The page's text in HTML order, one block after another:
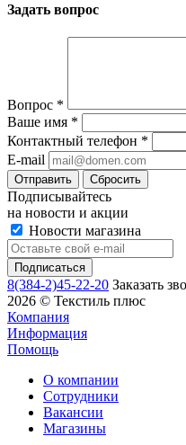
Задать вопрос
Вопрос *
Ваше имя *
Контактный телефон *
E-mail
Сбросить
Подписывайтесь
на новости и акции
Новости магазина
8(384-2)45-22-20 Заказать
2026 © Текстиль плюс
Компания
Информация
Помощь
О компании
Сотрудники
Вакансии
Магазины